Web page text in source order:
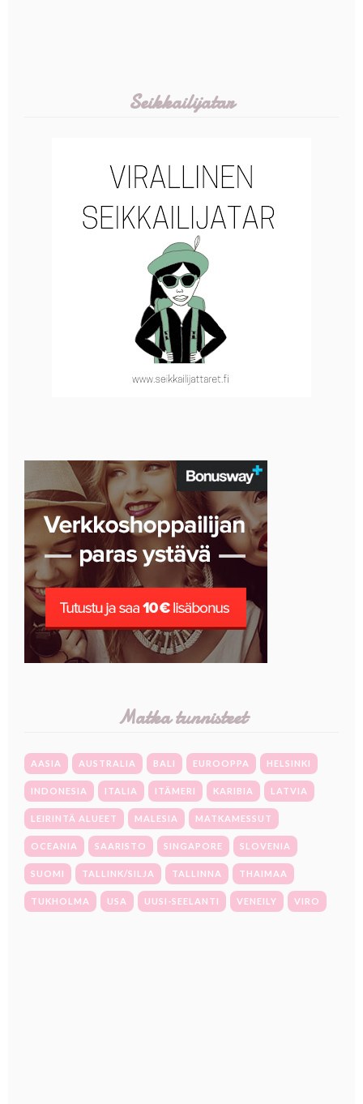
Seikkailijatar
Matka tunnisteet
AASIA AUSTRALIA BALI EUROOPPA HELSINKI
INDONESIA ITALIA ITÄMERI KARIBIA LATVIA
LEIRINTÄ ALUEET MALESIA MATKAMESSUT
OCEANIA SAARISTO SINGAPORE SLOVENIA
SUOMI TALLINK/SILJA TALLINNA THAIMAA
TUKHOLMA USA UUSI-SEELANTI VENEILY VIRO